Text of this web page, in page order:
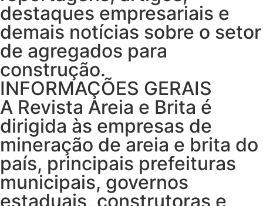
destaques empresariais e
demais notícias sobre o setor
de agregados para
construção.
INFORMAÇÕES GERAIS
A Revista Areia e Brita é
dirigida às empresas de
mineração de areia e brita do
país, principais prefeituras
municipais, governos
estaduais, construtoras e